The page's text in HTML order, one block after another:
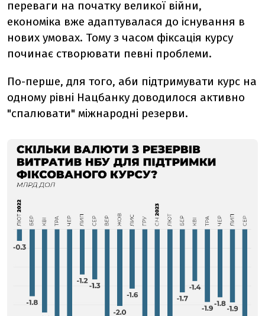
переваги на початку великої війни,
економіка вже адаптувалася до існування в
нових умовах. Тому з часом фіксація курсу
починає створювати певні проблеми.
По-перше, для того, аби підтримувати курс на
одному рівні Нацбанку доводилося активно
"спалювати" міжнародні резерви.